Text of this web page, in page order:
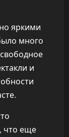
яркими
много
и
что еще